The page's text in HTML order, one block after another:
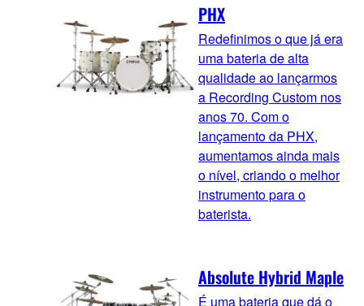
PHX
Redefinimos o que já era
uma bateria de alta
qualidade ao lançarmos
a Recording Custom nos
anos 70. Com o
lançamento da PHX,
aumentamos ainda mais
o nível, criando o melhor
instrumento para o
baterista.
Absolute Hybrid Maple
É uma bateria que dá o